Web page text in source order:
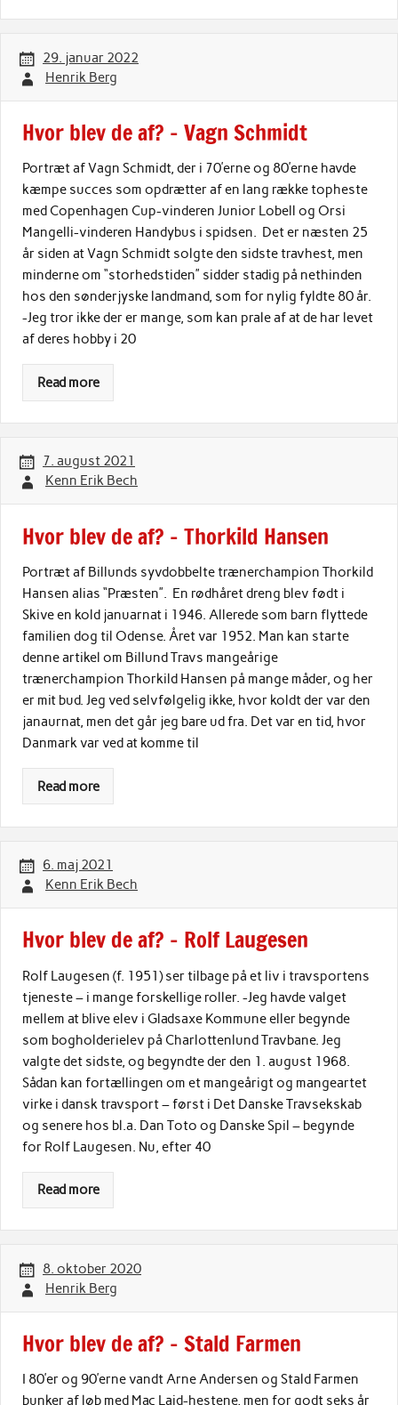
29. januar 2022
Henrik Berg
Hvor blev de af? – Vagn Schmidt
Portræt af Vagn Schmidt, der i 70’erne og 80’erne havde
kæmpe succes som opdrætter af en lang række topheste
med Copenhagen Cup-vinderen Junior Lobell og Orsi
Mangelli-vinderen Handybus i spidsen. Det er næsten 25
år siden at Vagn Schmidt solgte den sidste travhest, men
minderne om “storhedstiden” sidder stadig på nethinden
hos den sønderjyske landmand, som for nylig fyldte 80 år.
-Jeg tror ikke der er mange, som kan prale af at de har levet
af deres hobby i 20
Read more
7. august 2021
Kenn Erik Bech
Hvor blev de af? – Thorkild Hansen
Portræt af Billunds syvdobbelte trænerchampion Thorkild
Hansen alias “Præsten”. En rødhåret dreng blev født i
Skive en kold januarnat i 1946. Allerede som barn flyttede
familien dog til Odense. Året var 1952. Man kan starte
denne artikel om Billund Travs mangeårige
trænerchampion Thorkild Hansen på mange måder, og her
er mit bud. Jeg ved selvfølgelig ikke, hvor koldt der var den
janaurnat, men det går jeg bare ud fra. Det var en tid, hvor
Danmark var ved at komme til
Read more
6. maj 2021
Kenn Erik Bech
Hvor blev de af? – Rolf Laugesen
Rolf Laugesen (f. 1951) ser tilbage på et liv i travsportens
tjeneste – i mange forskellige roller. -Jeg havde valget
mellem at blive elev i Gladsaxe Kommune eller begynde
som bogholderielev på Charlottenlund Travbane. Jeg
valgte det sidste, og begyndte der den 1. august 1968.
Sådan kan fortællingen om et mangeårigt og mangeartet
virke i dansk travsport – først i Det Danske Travsekskab
og senere hos bl.a. Dan Toto og Danske Spil – begynde
for Rolf Laugesen. Nu, efter 40
Read more
8. oktober 2020
Henrik Berg
Hvor blev de af? – Stald Farmen
I 80’er og 90’erne vandt Arne Andersen og Stald Farmen
bunker af løb med Mac Laid-hestene, men for godt seks år